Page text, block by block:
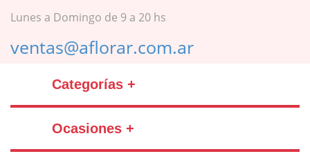
Lunes a Domingo de 9 a 20 hs
ventas@aflorar.com.ar
Categorías +
Ocasiones +